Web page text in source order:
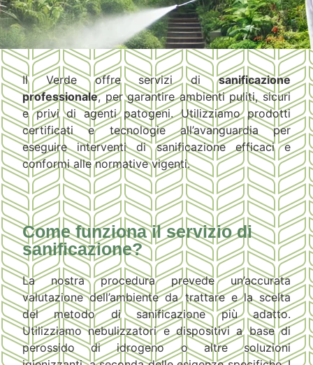
Il Verde offre servizi disanificazione
professionale, per garantire ambienti puliti, sicuri
e privi di agenti patogeni. Utilizziamo prodotti
certificati e tecnologie all’avanguardia per
eseguire interventi di sanificazione efficaci e
conformi alle normative vigenti.
Come funziona il servizio di
sanificazione?
La nostra procedura prevede un’accurata
valutazione dell’ambiente da trattare e la scelta
del metodo di sanificazione più adatto.
Utilizziamo nebulizzatori e dispositivi a base di
perossido di idrogeno o altre soluzioni